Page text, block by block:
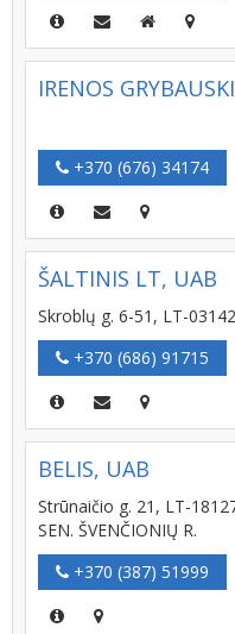
IRENOS
+370 (676) 34174
ŠALTINIS LT, UAB
Skroblų g. 6-51, LT-
+370 (686) 91715
BELIS, UAB
Strūnaičio g. 21, LT-
SEN. ŠVENČIONIŲ R.
+370 (387) 51999